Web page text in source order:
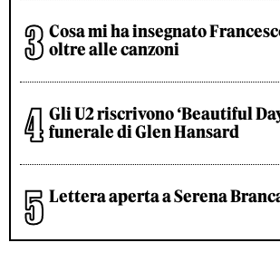
Cosa mi ha insegnato
oltre alle canzoni
Gli U2 riscrivono ‘Beautiful
funerale di Glen Hansard
Lettera aperta a Serena